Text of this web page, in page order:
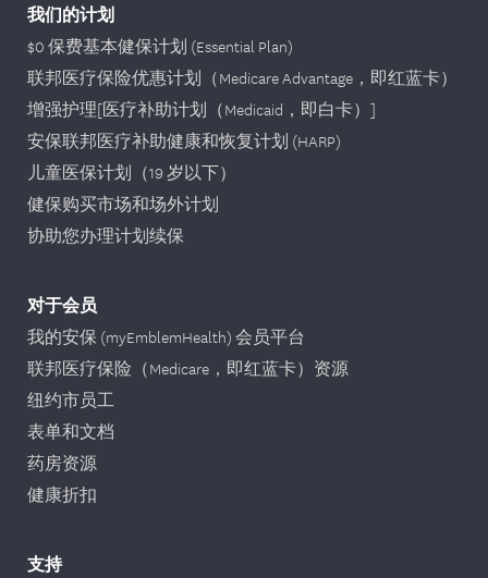
我们的计划
$0 保费基本健保计划 (Essential Plan)
联邦医疗保险优惠计划（Medicare Advantage，即红蓝卡）
增强护理[医疗补助计划（Medicaid，即白卡）]
安保联邦医疗补助健康和恢复计划 (HARP)
儿童医保计划（19 岁以下）
健保购买市场和场外计划
协助您办理计划续保
对于会员
我的安保 (myEmblemHealth) 会员平台
联邦医疗保险（Medicare，即红蓝卡）资源
纽约市员工
表单和文档
药房资源
健康折扣
支持